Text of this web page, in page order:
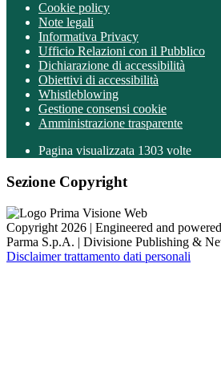
Cookie policy
Note legali
Informativa Privacy
Ufficio Relazioni con il Pubblico
Dichiarazione di accessibilità
Obiettivi di accessibilità
Whistleblowing
Gestione consensi cookie
Amministrazione trasparente
Pagina visualizzata 1303 volte
Sezione Copyright
Copyright 2026 | Engineered and
Parma S.p.A. | Divisione Publishing &
Disclaimer trattamento dati personali